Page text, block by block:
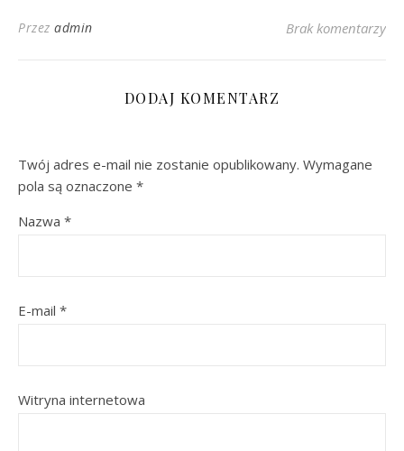
Przez admin Brak komentarzy
DODAJ KOMENTARZ
Twój adres e-mail nie zostanie opublikowany. Wymagane
pola są oznaczone *
Nazwa *
E-mail *
Witryna internetowa